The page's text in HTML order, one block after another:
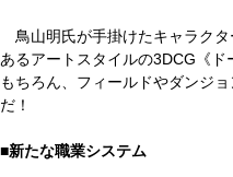
鳥山明氏が手掛けたキャラク
あるアートスタイルの3DCG《
もちろん、フィールドやダンジ
だ！
■新たな職業システム